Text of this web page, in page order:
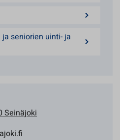
seniorien uinti- ja
Seinäjoki